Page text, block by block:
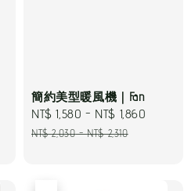
簡約美型暖風機｜Fan
Sale
price
NT$ 1,580 - NT$ 1,860
NT$ 2,030-NT$ 2,310